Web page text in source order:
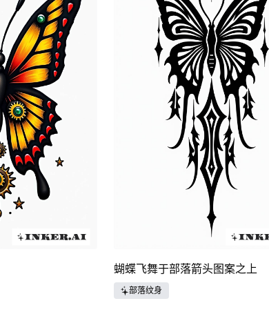
蝴蝶飞舞于部落箭头图案之上
部落纹身